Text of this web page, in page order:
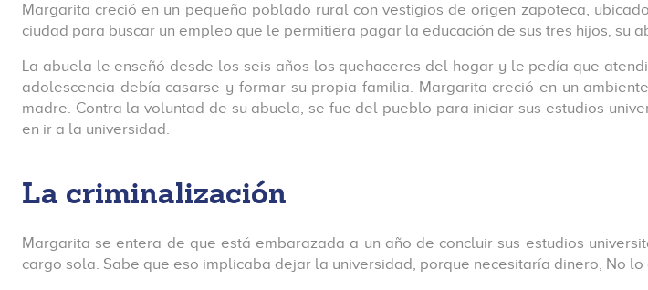
Margarita creció en un pequeño poblado rural con vestigios de origen zapoteca,
ciudad para buscar un empleo que le permitiera pagar la educación de sus tres hijos, su
La abuela le enseñó desde los seis años los quehaceres del hogar y le pedía que
adolescencia debía casarse y formar su propia familia. Margarita creció en un
madre. Contra la voluntad de su abuela, se fue del pueblo para iniciar sus estudios
en ir a la universidad.
La criminalización
Margarita se entera de que está embarazada a un año de concluir sus estudios
cargo sola. Sabe que eso implicaba dejar la universidad, porque necesitaría dinero, No